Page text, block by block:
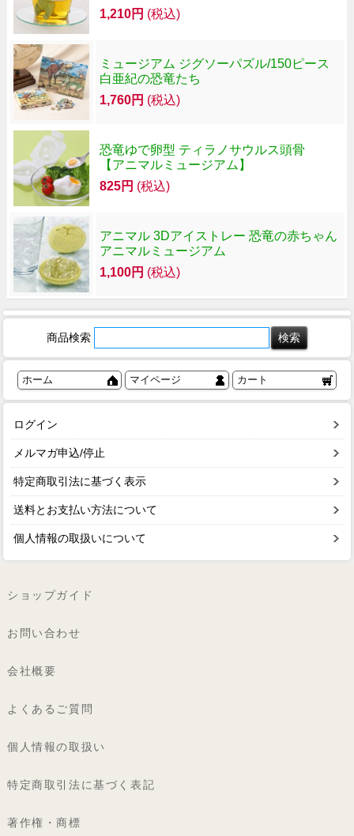
1,210円 (税込)
ミュージアム ジグソーパズル/150ピース
白亜紀の恐竜たち
1,760円 (税込)
恐竜ゆで卵型 ティラノサウルス頭骨
【アニマルミュージアム】
825円 (税込)
アニマル 3Dアイストレー 恐竜の赤ちゃん
アニマルミュージアム
1,100円 (税込)
商品検索
ホーム マイページ カート
ログイン
メルマガ申込/停止
特定商取引法に基づく表示
送料とお支払い方法について
個人情報の取扱いについて
ショップガイド
お問い合わせ
会社概要
よくあるご質問
個人情報の取扱い
特定商取引法に基づく表記
著作権・商標